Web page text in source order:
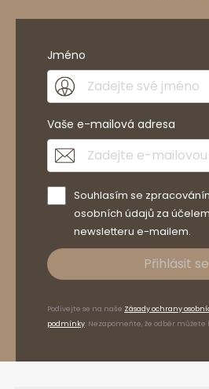
Jméno
Vaše e-mailová adresa
Souhlasím se
osobních údajů za
newsletteru e-mailem.
Přihlásit se
Podívejte se na naše Zásady ochrany
podmínky. Nezapomeňte, že odběr můžete